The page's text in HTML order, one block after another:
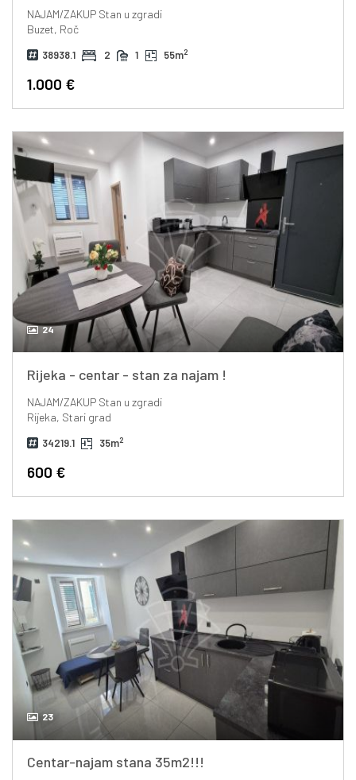
NAJAM/ZAKUPStan u zgradi
Buzet, Roč
38938.1 2 1 55m2
1.000 €
24
Rijeka - centar - stan za najam !
NAJAM/ZAKUPStan u zgradi
Rijeka, Stari grad
34219.1 35m2
600 €
23
Centar-najam stana 35m2!!!